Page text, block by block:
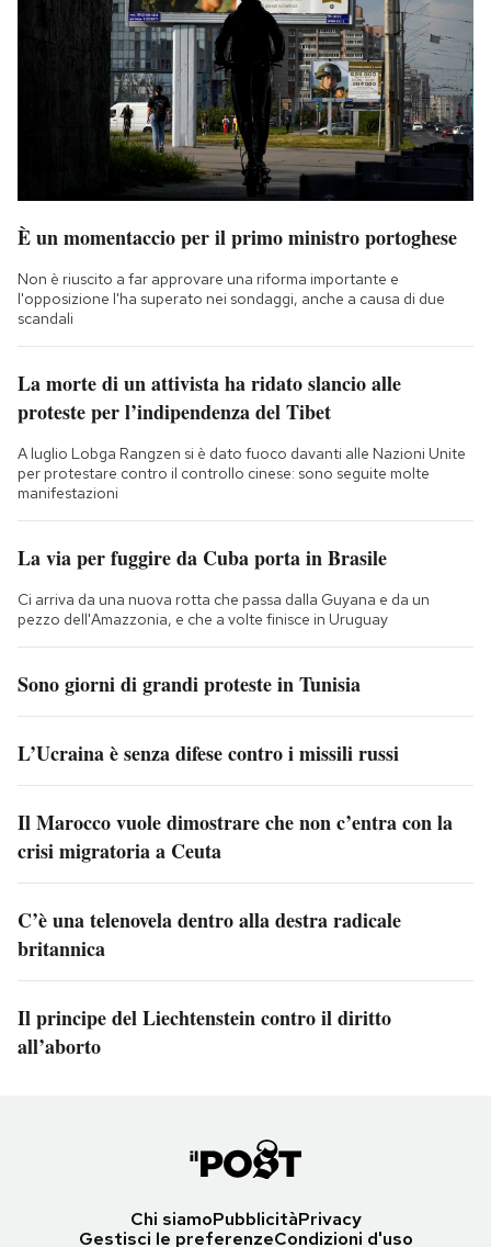
È un momentaccio per il primo ministro portoghese
Non è riuscito a far approvare una riforma importante e
l'opposizione l'ha superato nei sondaggi, anche a causa di due
scandali
La morte di un attivista ha ridato slancio alle
proteste per l’indipendenza del Tibet
A luglio Lobga Rangzen si è dato fuoco davanti alle Nazioni Unite
per protestare contro il controllo cinese: sono seguite molte
manifestazioni
La via per fuggire da Cuba porta in Brasile
Ci arriva da una nuova rotta che passa dalla Guyana e da un
pezzo dell'Amazzonia, e che a volte finisce in Uruguay
Sono giorni di grandi proteste in Tunisia
L’Ucraina è senza difese contro i missili russi
Il Marocco vuole dimostrare che non c’entra con la
crisi migratoria a Ceuta
C’è una telenovela dentro alla destra radicale
britannica
Il principe del Liechtenstein contro il diritto
all’aborto
Chi siamoPubblicitàPrivacy
Gestisci le preferenzeCondizioni d'uso